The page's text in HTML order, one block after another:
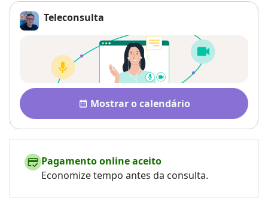
Teleconsulta
Disponibilidade
Mostrar o calendário
Pagamento online aceito
Economize tempo antes da consulta.